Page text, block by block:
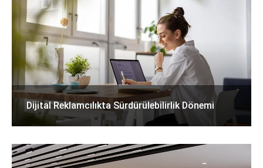
Dijital Reklamcılıkta Sürdürülebilirlik Dönemi